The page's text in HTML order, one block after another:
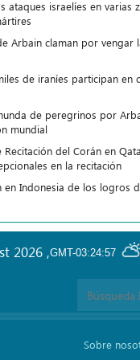
ataques israelíes en varias
Arbain claman por vengar
de iraníes participan en
de peregrinos por
mundial
Recitación del Corán en
en la recitación
en Indonesia de los logros
GMT-03:24:57
2026 ,
Sobre